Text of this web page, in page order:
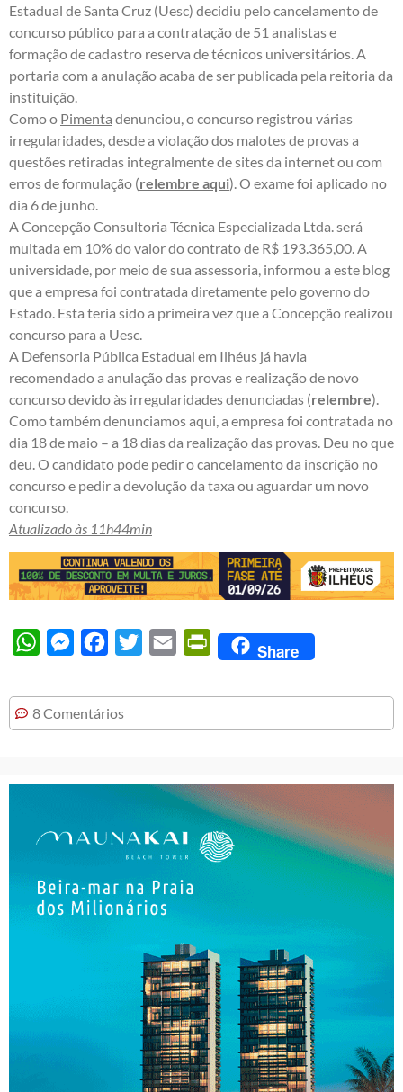
Estadual de Santa Cruz (Uesc) decidiu pelo cancelamento de
concurso público para a contratação de 51 analistas e
formação de cadastro reserva de técnicos universitários. A
portaria com a anulação acaba de ser publicada pela reitoria da
instituição.
Como o Pimenta denunciou, o concurso registrou várias
irregularidades, desde a violação dos malotes de provas a
questões retiradas integralmente de sites da internet ou com
erros de formulação (relembre aqui). O exame foi aplicado no
dia 6 de junho.
A Concepção Consultoria Técnica Especializada Ltda. será
multada em 10% do valor do contrato de R$ 193.365,00. A
universidade, por meio de sua assessoria, informou a este blog
que a empresa foi contratada diretamente pelo governo do
Estado. Esta teria sido a primeira vez que a Concepção realizou
concurso para a Uesc.
A Defensoria Pública Estadual em Ilhéus já havia
recomendado a anulação das provas e realização de novo
concurso devido às irregularidades denunciadas (relembre).
Como também denunciamos aqui, a empresa foi contratada no
dia 18 de maio – a 18 dias da realização das provas. Deu no que
deu. O candidato pode pedir o cancelamento da inscrição no
concurso e pedir a devolução da taxa ou aguardar um novo
concurso.
Atualizado às 11h44min
WhatsAppMessengerFacebook
Twitter Email PrintFriendly
Share
8 Comentários